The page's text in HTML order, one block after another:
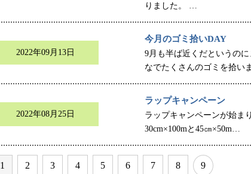
りました。 …
2022年09月13日
今月のゴミ拾いDAY
9月も半ば近くだというの
なでたくさんのゴミを拾い
2022年08月25日
ラップキャンペーン
ラップキャンペーンが始ま
30cm×100mと45㎝×50m…
1 2 3 4 5 6 7 8 9